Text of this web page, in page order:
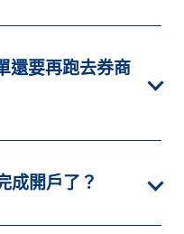
還要再跑去券商
成開戶了？